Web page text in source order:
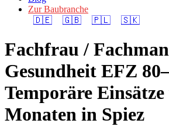
Zur Baubranche
🇩🇪
🇬🇧 🇵🇱 🇸🇰
Fachfrau /
Gesundheit EFZ
Temporäre Einsätze
Monaten in Spiez